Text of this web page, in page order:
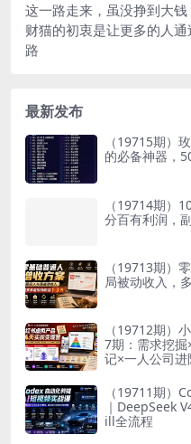
这一路走来，虽没挣到大
财猫的初衷是让更多的人
路
最新发布
（19715期）
的必备神器，
（19714期）
分百有利润，
（19713期）
局被动收入，
（19712期）
7期：需求挖
记×一人公司进
（19711期）
｜DeepSeek
ill全流程